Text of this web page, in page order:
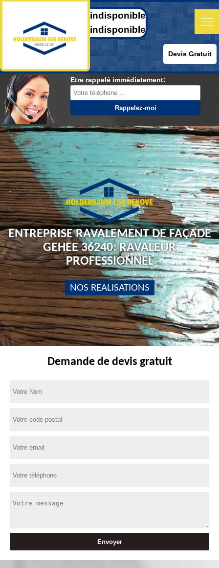
indisponible
indisponible
Devis Gratuit
Etre rappelé immédiatement:
ENTREPRISE RAVALEMENT DE FAÇADE
GEHEE 36240: RAVALEUR
PROFESSIONNEL
NOS REALISATIONS
Demande de devis gratuit